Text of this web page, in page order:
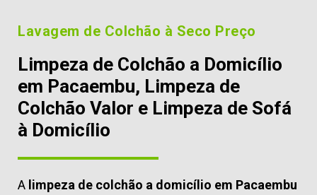
Lavagem de Colchão à Seco Preço
Limpeza de Colchão a Domicílio
em Pacaembu, Limpeza de
Colchão Valor e Limpeza de Sofá
à Domicílio
A limpeza de colchão a domicílio em Pacaembu